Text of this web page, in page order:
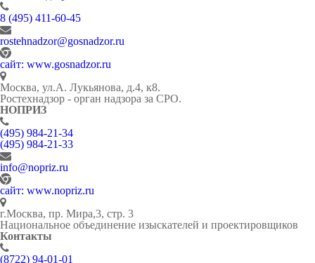
8 (495) 411-60-45
rostehnadzor@gosnadzor.ru
сайт: www.gosnadzor.ru
Москва, ул.А. Лукьянова, д.4, к8.
Ростехнадзор - орган надзора за СРО.
НОПРИЗ
(495) 984-21-34
(495) 984-21-33
info@nopriz.ru
сайт: www.nopriz.ru
г.Москва, пр. Мира,3, стр. 3
Национальное объединение изыскателей и проектировщиков
Контакты
(8722) 94-01-01